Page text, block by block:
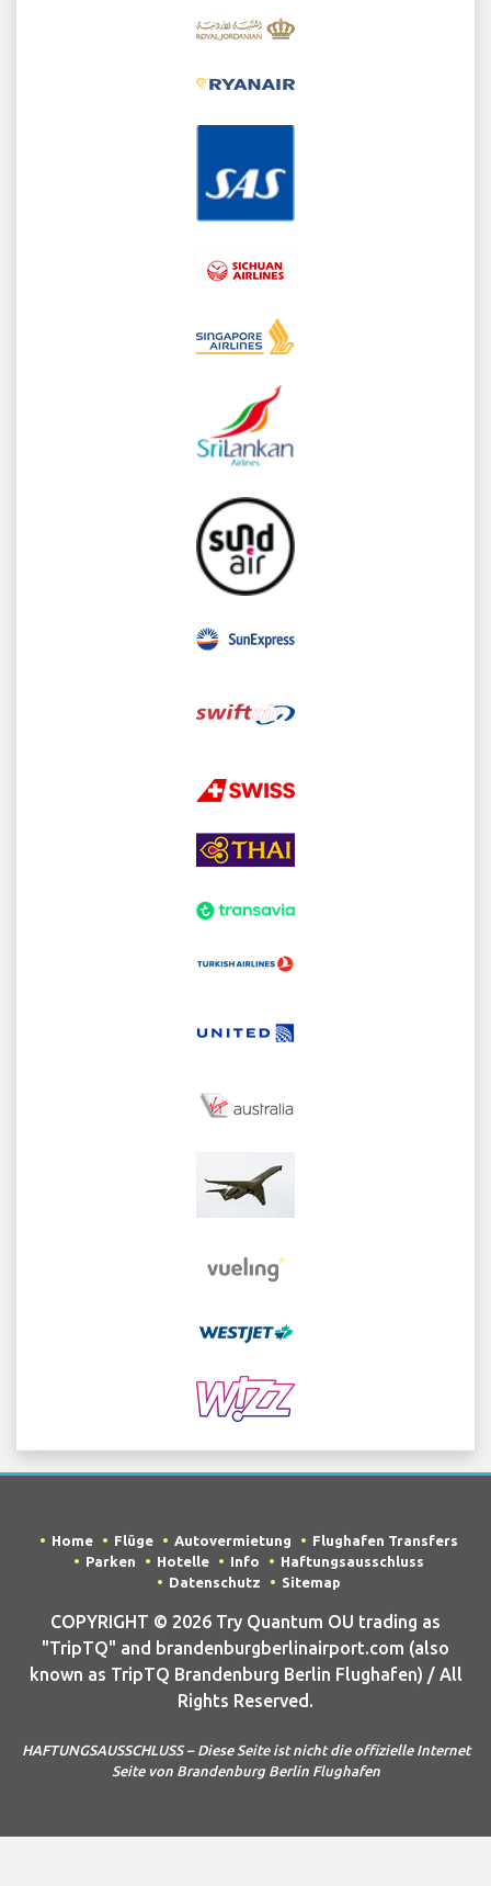
Home Flüge Autovermietung
Flughafen Transfers
Parken
Hotelle Info
Haftungsausschluss
Datenschutz
Sitemap
COPYRIGHT © 2026 Try Quantum OU trading as
"TripTQ" and brandenburgberlinairport.com (also
known as TripTQ Brandenburg Berlin Flughafen) / All
Rights Reserved.
HAFTUNGSAUSSCHLUSS – Diese Seite ist nicht die offizielle Internet
Seite von Brandenburg Berlin Flughafen